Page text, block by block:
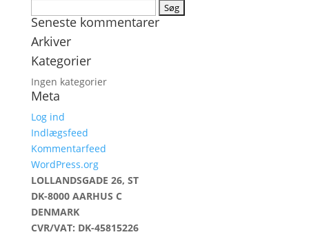
efter:
Seneste kommentarer
Arkiver
Kategorier
Ingen kategorier
Meta
Log ind
Indlægsfeed
Kommentarfeed
WordPress.org
LOLLANDSGADE 26, ST
DK-8000 AARHUS C
DENMARK
CVR/VAT: DK-45815226